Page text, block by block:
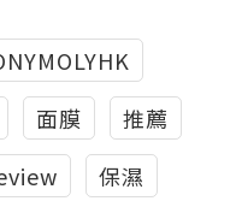
面膜
推薦
保濕